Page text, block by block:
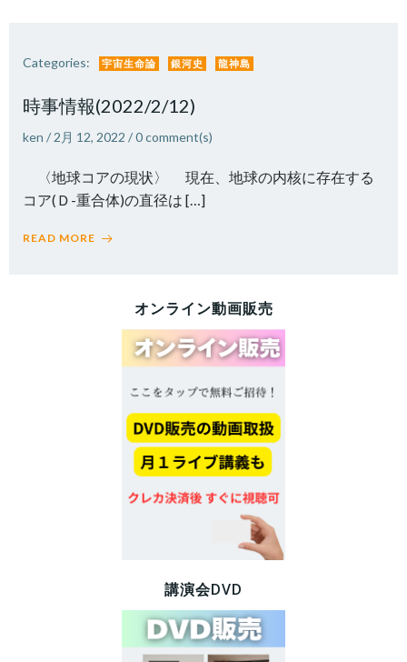
Categories: 宇宙生命論 銀河史 龍神島
時事情報(2022/2/12)
ken / 2月 12, 2022 /0comment(s)
〈地球コアの現状〉 現在、地球の内核に存在する
コア(Ｄ-重合体)の直径は […]
READ MORE
オンライン動画販売
講演会DVD